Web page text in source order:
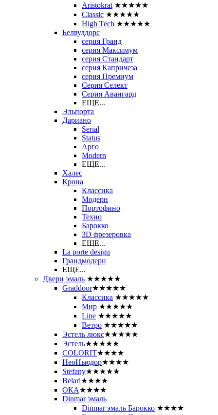
Aristokrat ★★★★★
Classic ★★★★★
High Tech ★★★★★
Белвуддорс
серия Гранд
серия Максимум
серия Стандарт
серия Капричеза
серия Премиум
Серия Селект
Серия Авангард
ЕЩЕ...
Эльпорта
Дариано
Serial
Status
Арго
Modern
ЕЩЕ...
Халес
Крона
Классика
Модерн
Портофино
Техно
Барокко
3D фрезеровка
ЕЩЕ...
La porte design
Грандмодерн
ЕЩЕ...
Двери эмаль ★★★★★
Graddoor★★★★★
Классика ★★★★★
Мир ★★★★★
Line ★★★★★
Ветро ★★★★★
Эстель люкс★★★★★
Эстель★★★★★
COLORIT★★★★
НеоНьюдор★★★★
Stefany★★★★★
Belari★★★★
ОКА★★★★
Dinmar эмаль
Dinmar эмаль Барокко ★★★★